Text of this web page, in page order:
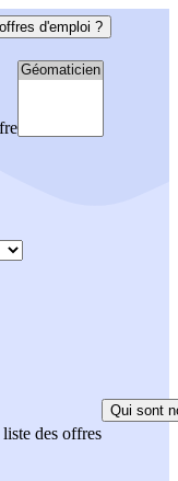
d'emploi ?
des offres
Qui sont